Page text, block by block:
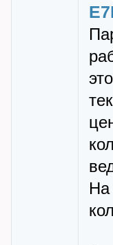
На